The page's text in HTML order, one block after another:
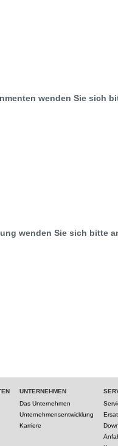
wenden Sie sich
wenden Sie sich bitte
UNTERNEHMEN
Das Unternehmen
Unternehmensentwicklung
Karriere